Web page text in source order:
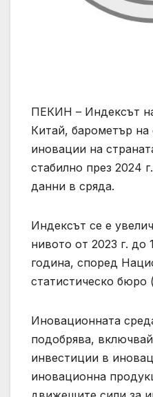
ПЕКИН – Индексът
Китай, барометър на
иновации на
стабилно през 2024
данни в сряда.
Индексът се е
нивото от 2023 г. до
година, според
статистическо бюро
Иновационната
подобрява,
инвестиции в
иновационна